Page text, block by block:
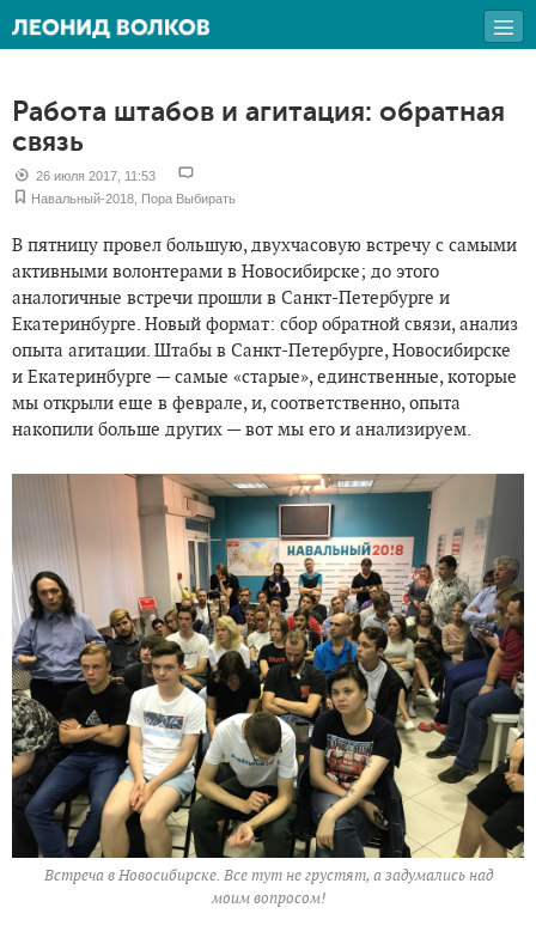
Работа штабов и агитация: обратная
связь
26 июля 2017, 11:53
Навальный-2018 Пора Выбирать
В пятницу провел большую, двухчасовую встречу с самыми
активными волонтерами в Новосибирске; до этого
аналогичные встречи прошли в Санкт-Петербурге и
Екатеринбурге. Новый формат: сбор обратной связи, анализ
опыта агитации. Штабы в Санкт-Петербурге, Новосибирске
и Екатеринбурге — самые «старые», единственные, которые
мы открыли еще в феврале, и, соответственно, опыта
накопили больше других — вот мы его и анализируем.
Встреча в Новосибирске. Все тут не грустят, а задумались над
моим вопросом!